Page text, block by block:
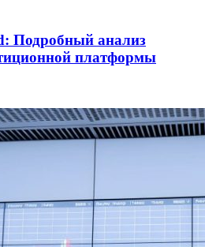
Подробный анализ
платформы